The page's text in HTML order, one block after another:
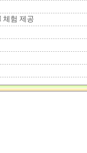
체험 제공